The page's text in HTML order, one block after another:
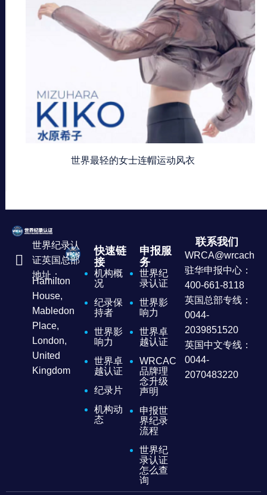
世界最轻的女士连帽运动风衣
世界纪录认
证英国总部
地址：
Hamilton
House,
Mabledon
Place,
London,
United
Kingdom
快速链
接
机构概
况
纪录保
持者
世界影
响力
世界卓
越认证
纪录片
机构动
态
申报服
务
世界纪
录认证
世界影
响力
世界卓
越认证
WRCAC
品牌理
念升级
声明
申报世
界纪录
流程
世界纪
录认证
怎么查
询
联系我们
驻华申报中心：
400-661-8118
英国总部专线：
0044-
2039851520
英国中文专线：
0044-
2070483220